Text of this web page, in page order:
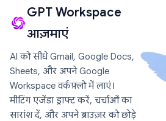
GPT Workspace
आज़माएं
AI को सीधे Gmail, Google Docs,
Sheets, और अपने Google
Workspace वर्कफ़्लो में लाएं।
मीटिंग एजेंडा ड्राफ्ट करें, चर्चाओं का
सारांश दें, और अपने ब्राउज़र को छोड़े